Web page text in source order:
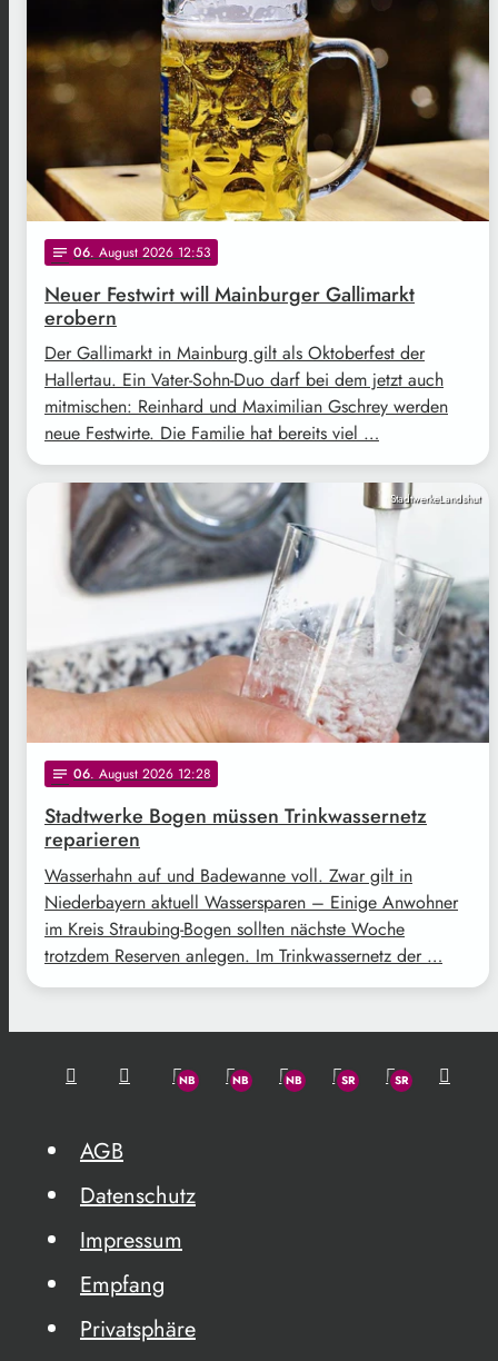
notes 06. August 2026 12:53
Neuer Festwirt will Mainburger Gallimarkt
erobern
Der Gallimarkt in Mainburg gilt als Oktoberfest der
Hallertau. Ein Vater-Sohn-Duo darf bei dem jetzt auch
mitmischen: Reinhard und Maximilian Gschrey werden
neue Festwirte. Die Familie hat bereits viel …
StadtwerkeLandshut
notes 06. August 2026 12:28
Stadtwerke Bogen müssen Trinkwassernetz
reparieren
Wasserhahn auf und Badewanne voll. Zwar gilt in
Niederbayern aktuell Wassersparen – Einige Anwohner
im Kreis Straubing-Bogen sollten nächste Woche
trotzdem Reserven anlegen. Im Trinkwassernetz der …
AGB
Datenschutz
Impressum
Empfang
Privatsphäre